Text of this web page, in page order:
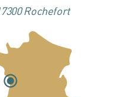
Rochefort